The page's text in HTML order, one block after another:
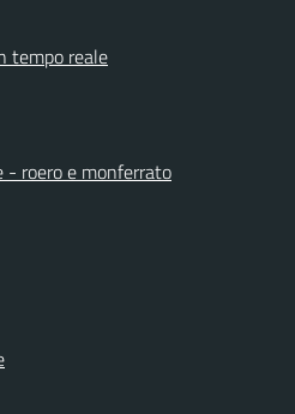
tempo reale
- roero e monferrato